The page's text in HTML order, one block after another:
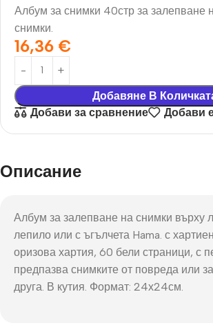
Албум за снимки 40стр за залепване
снимки.
16,36 €
Добавяне В
Добави за сравнение
Добави
Описание
Албум за залепване на снимки върху
лепило или с ъгълчета Hama. с
оризова хартия, 60 бели страници, с
предпазва снимките от повреда или
друга. В кутия. Формат: 24х24см.